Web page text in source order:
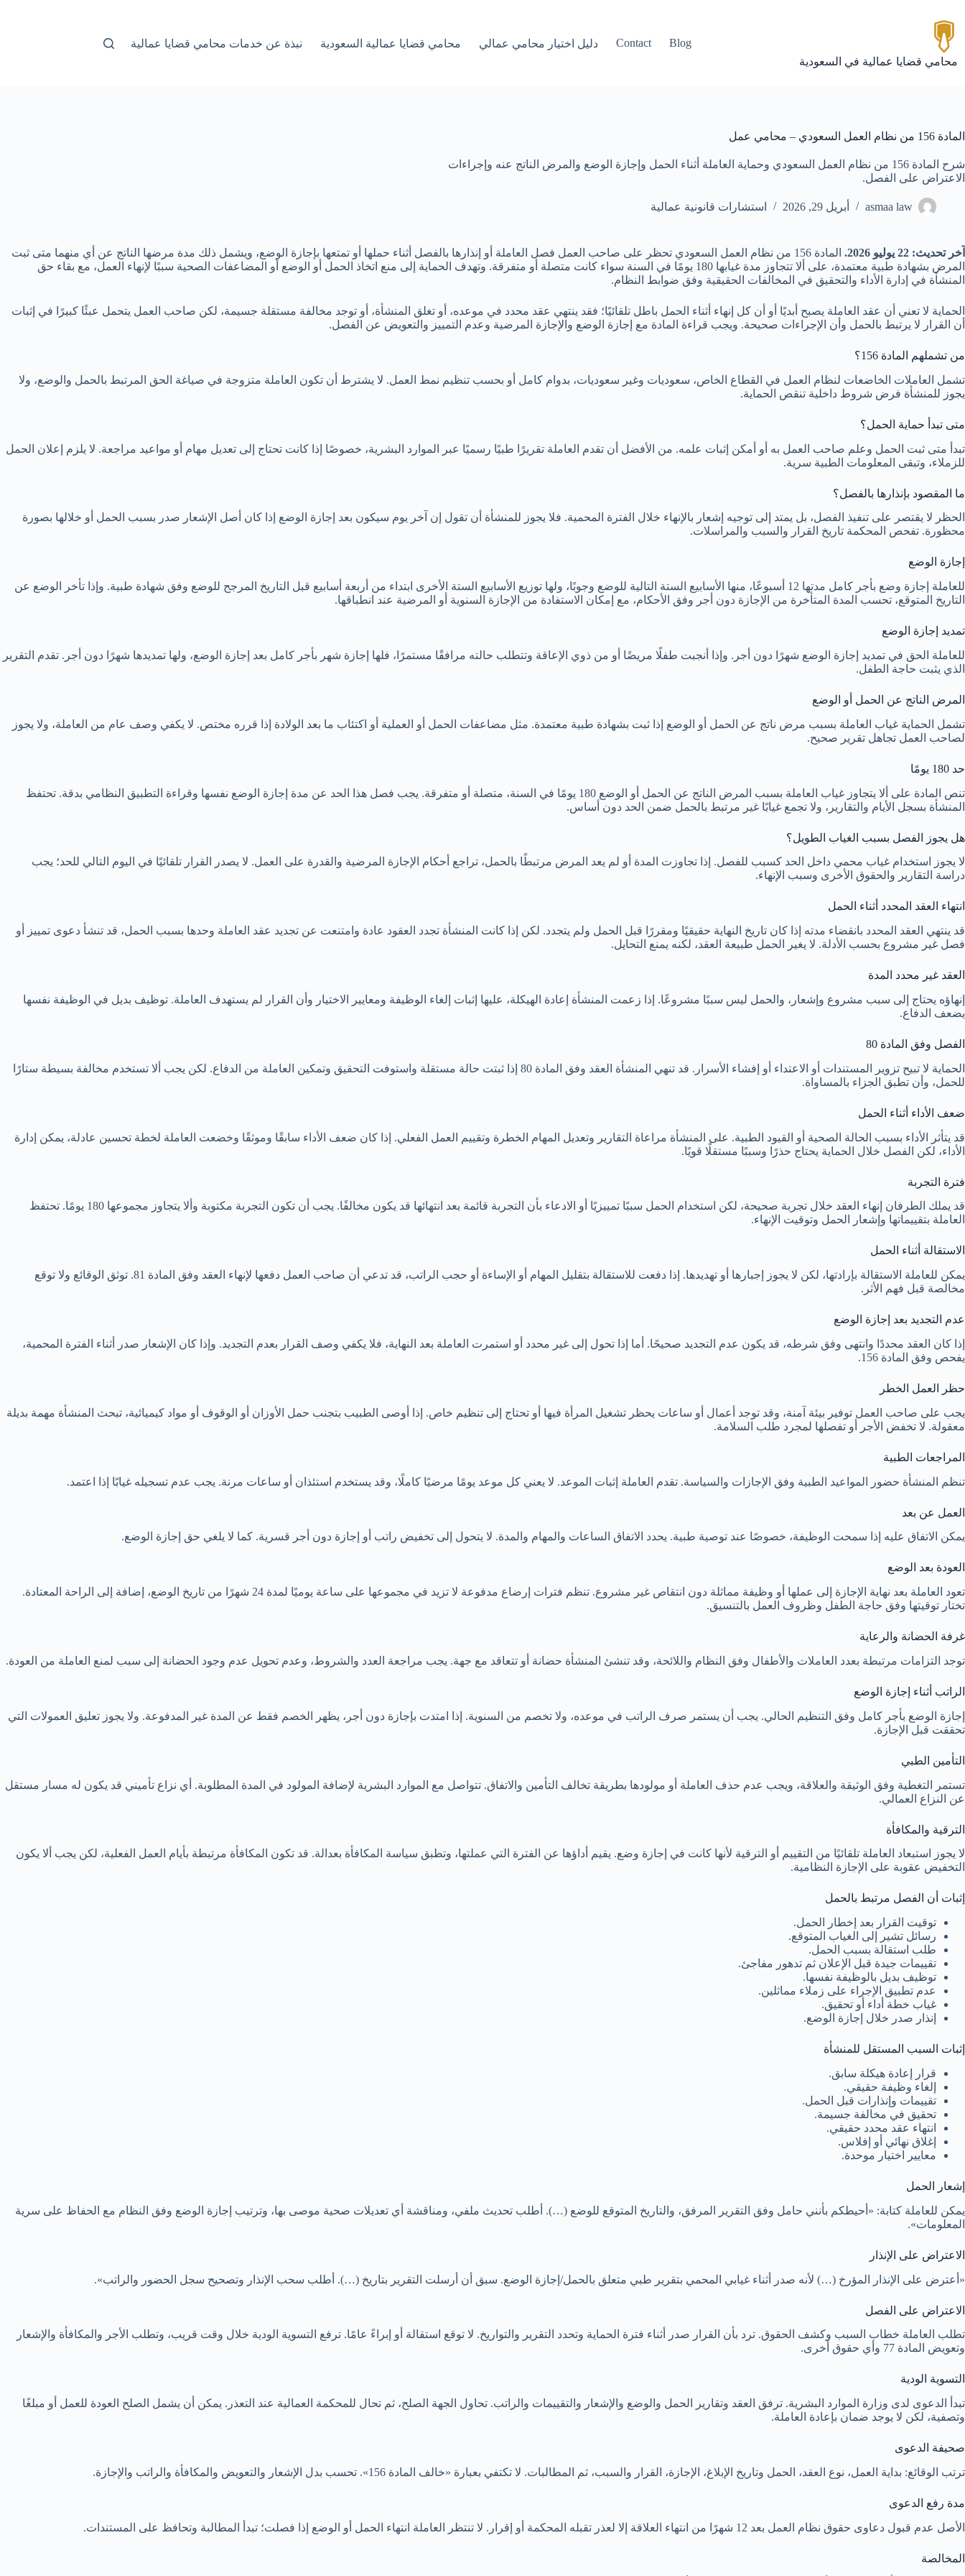
إلى
المحتوى
محامي قضايا عمالية في السعودية
Blog
Contact دليل اختيار محامي عمالي محامي قضايا عمالية السعودية نبذة عن خدمات محامي قضايا عمالية
المادة 156 من نظام العمل السعودي – محامي عمل
شرح المادة 156 من نظام العمل السعودي وحماية العاملة أثناء الحمل وإجازة الوضع والمرض الناتج عنه وإجراءات
الاعتراض على الفصل.
asmaa law أبريل 29, 2026 استشارات قانونية عمالية
آخر تحديث: 22 يوليو 2026.
المادة 156 من نظام العمل السعودي تحظر على صاحب العمل فصل العاملة أو إنذارها بالفصل أثناء حملها أو تمتعها بإجازة الوضع، ويشمل ذلك مدة مرضها الناتج عن أي منهما متى ثبت
المرض بشهادة طبية معتمدة، على ألا تتجاوز مدة غيابها 180 يومًا في السنة سواء كانت متصلة أو متفرقة. وتهدف الحماية إلى منع اتخاذ الحمل أو الوضع أو المضاعفات الصحية سببًا لإنهاء العمل، مع بقاء حق
المنشأة في إدارة الأداء والتحقيق في المخالفات الحقيقية وفق ضوابط النظام.
الحماية لا تعني أن عقد العاملة يصبح أبديًا أو أن كل إنهاء أثناء الحمل باطل تلقائيًا؛ فقد ينتهي عقد محدد في موعده، أو تغلق المنشأة، أو توجد مخالفة مستقلة جسيمة، لكن صاحب العمل يتحمل عبئًا كبيرًا في إثبات
أن القرار لا يرتبط بالحمل وأن الإجراءات صحيحة. ويجب قراءة المادة مع إجازة الوضع والإجازة المرضية وعدم التمييز والتعويض عن الفصل.
من تشملهم المادة 156؟
تشمل العاملات الخاضعات لنظام العمل في القطاع الخاص، سعوديات وغير سعوديات، بدوام كامل أو بحسب تنظيم نمط العمل. لا يشترط أن تكون العاملة متزوجة في صياغة الحق المرتبط بالحمل والوضع، ولا
يجوز للمنشأة فرض شروط داخلية تنقص الحماية.
متى تبدأ حماية الحمل؟
تبدأ متى ثبت الحمل وعلم صاحب العمل به أو أمكن إثبات علمه. من الأفضل أن تقدم العاملة تقريرًا طبيًا رسميًا عبر الموارد البشرية، خصوصًا إذا كانت تحتاج إلى تعديل مهام أو مواعيد مراجعة. لا يلزم إعلان الحمل
للزملاء، وتبقى المعلومات الطبية سرية.
ما المقصود بإنذارها بالفصل؟
الحظر لا يقتصر على تنفيذ الفصل، بل يمتد إلى توجيه إشعار بالإنهاء خلال الفترة المحمية. فلا يجوز للمنشأة أن تقول إن آخر يوم سيكون بعد إجازة الوضع إذا كان أصل الإشعار صدر بسبب الحمل أو خلالها بصورة
محظورة. تفحص المحكمة تاريخ القرار والسبب والمراسلات.
إجازة الوضع
للعاملة إجازة وضع بأجر كامل مدتها 12 أسبوعًا، منها الأسابيع الستة التالية للوضع وجوبًا، ولها توزيع الأسابيع الستة الأخرى ابتداء من أربعة أسابيع قبل التاريخ المرجح للوضع وفق شهادة طبية. وإذا تأخر الوضع عن
التاريخ المتوقع، تحسب المدة المتأخرة من الإجازة دون أجر وفق الأحكام، مع إمكان الاستفادة من الإجازة السنوية أو المرضية عند انطباقها.
تمديد إجازة الوضع
للعاملة الحق في تمديد إجازة الوضع شهرًا دون أجر. وإذا أنجبت طفلًا مريضًا أو من ذوي الإعاقة وتتطلب حالته مرافقًا مستمرًا، فلها إجازة شهر بأجر كامل بعد إجازة الوضع، ولها تمديدها شهرًا دون أجر. تقدم التقرير
الذي يثبت حاجة الطفل.
المرض الناتج عن الحمل أو الوضع
تشمل الحماية غياب العاملة بسبب مرض ناتج عن الحمل أو الوضع إذا ثبت بشهادة طبية معتمدة. مثل مضاعفات الحمل أو العملية أو اكتئاب ما بعد الولادة إذا قرره مختص. لا يكفي وصف عام من العاملة، ولا يجوز
لصاحب العمل تجاهل تقرير صحيح.
حد 180 يومًا
تنص المادة على ألا يتجاوز غياب العاملة بسبب المرض الناتج عن الحمل أو الوضع 180 يومًا في السنة، متصلة أو متفرقة. يجب فصل هذا الحد عن مدة إجازة الوضع نفسها وقراءة التطبيق النظامي بدقة. تحتفظ
المنشأة بسجل الأيام والتقارير، ولا تجمع غيابًا غير مرتبط بالحمل ضمن الحد دون أساس.
هل يجوز الفصل بسبب الغياب الطويل؟
لا يجوز استخدام غياب محمي داخل الحد كسبب للفصل. إذا تجاوزت المدة أو لم يعد المرض مرتبطًا بالحمل، تراجع أحكام الإجازة المرضية والقدرة على العمل. لا يصدر القرار تلقائيًا في اليوم التالي للحد؛ يجب
دراسة التقارير والحقوق الأخرى وسبب الإنهاء.
انتهاء العقد المحدد أثناء الحمل
قد ينتهي العقد المحدد بانقضاء مدته إذا كان تاريخ النهاية حقيقيًا ومقررًا قبل الحمل ولم يتجدد. لكن إذا كانت المنشأة تجدد العقود عادة وامتنعت عن تجديد عقد العاملة وحدها بسبب الحمل، قد تنشأ دعوى تمييز أو
فصل غير مشروع بحسب الأدلة. لا يغير الحمل طبيعة العقد، لكنه يمنع التحايل.
العقد غير محدد المدة
إنهاؤه يحتاج إلى سبب مشروع وإشعار، والحمل ليس سببًا مشروعًا. إذا زعمت المنشأة إعادة الهيكلة، عليها إثبات إلغاء الوظيفة ومعايير الاختيار وأن القرار لم يستهدف العاملة. توظيف بديل في الوظيفة نفسها
يضعف الدفاع.
الفصل وفق المادة 80
الحماية لا تبيح تزوير المستندات أو الاعتداء أو إفشاء الأسرار. قد تنهي المنشأة العقد وفق المادة 80 إذا ثبتت حالة مستقلة واستوفت التحقيق وتمكين العاملة من الدفاع. لكن يجب ألا تستخدم مخالفة بسيطة ستارًا
للحمل، وأن تطبق الجزاء بالمساواة.
ضعف الأداء أثناء الحمل
قد يتأثر الأداء بسبب الحالة الصحية أو القيود الطبية. على المنشأة مراعاة التقارير وتعديل المهام الخطرة وتقييم العمل الفعلي. إذا كان ضعف الأداء سابقًا وموثقًا وخضعت العاملة لخطة تحسين عادلة، يمكن إدارة
الأداء، لكن الفصل خلال الحماية يحتاج حذرًا وسببًا مستقلًا قويًا.
فترة التجربة
قد يملك الطرفان إنهاء العقد خلال تجربة صحيحة، لكن استخدام الحمل سببًا تمييزيًا أو الادعاء بأن التجربة قائمة بعد انتهائها قد يكون مخالفًا. يجب أن تكون التجربة مكتوبة وألا يتجاوز مجموعها 180 يومًا. تحتفظ
العاملة بتقييماتها وإشعار الحمل وتوقيت الإنهاء.
الاستقالة أثناء الحمل
يمكن للعاملة الاستقالة بإرادتها، لكن لا يجوز إجبارها أو تهديدها. إذا دفعت للاستقالة بتقليل المهام أو الإساءة أو حجب الراتب، قد تدعي أن صاحب العمل دفعها لإنهاء العقد وفق المادة 81. توثق الوقائع ولا توقع
مخالصة قبل فهم الأثر.
عدم التجديد بعد إجازة الوضع
إذا كان العقد محددًا وانتهى وفق شرطه، قد يكون عدم التجديد صحيحًا. أما إذا تحول إلى غير محدد أو استمرت العاملة بعد النهاية، فلا يكفي وصف القرار بعدم التجديد. وإذا كان الإشعار صدر أثناء الفترة المحمية،
يفحص وفق المادة 156.
حظر العمل الخطر
يجب على صاحب العمل توفير بيئة آمنة، وقد توجد أعمال أو ساعات يحظر تشغيل المرأة فيها أو تحتاج إلى تنظيم خاص. إذا أوصى الطبيب بتجنب حمل الأوزان أو الوقوف أو مواد كيميائية، تبحث المنشأة مهمة بديلة
معقولة. لا تخفض الأجر أو تفصلها لمجرد طلب السلامة.
المراجعات الطبية
تنظم المنشأة حضور المواعيد الطبية وفق الإجازات والسياسة. تقدم العاملة إثبات الموعد. لا يعني كل موعد يومًا مرضيًا كاملًا، وقد يستخدم استئذان أو ساعات مرنة. يجب عدم تسجيله غيابًا إذا اعتمد.
العمل عن بعد
يمكن الاتفاق عليه إذا سمحت الوظيفة، خصوصًا عند توصية طبية. يحدد الاتفاق الساعات والمهام والمدة. لا يتحول إلى تخفيض راتب أو إجازة دون أجر قسرية. كما لا يلغي حق إجازة الوضع.
العودة بعد الوضع
تعود العاملة بعد نهاية الإجازة إلى عملها أو وظيفة مماثلة دون انتقاص غير مشروع. تنظم فترات إرضاع مدفوعة لا تزيد في مجموعها على ساعة يوميًا لمدة 24 شهرًا من تاريخ الوضع، إضافة إلى الراحة المعتادة.
تختار توقيتها وفق حاجة الطفل وظروف العمل بالتنسيق.
غرفة الحضانة والرعاية
توجد التزامات مرتبطة بعدد العاملات والأطفال وفق النظام واللائحة، وقد تنشئ المنشأة حضانة أو تتعاقد مع جهة. يجب مراجعة العدد والشروط، وعدم تحويل عدم وجود الحضانة إلى سبب لمنع العاملة من العودة.
الراتب أثناء إجازة الوضع
إجازة الوضع بأجر كامل وفق التنظيم الحالي. يجب أن يستمر صرف الراتب في موعده، ولا تخصم من السنوية. إذا امتدت بإجازة دون أجر، يظهر الخصم فقط عن المدة غير المدفوعة. ولا يجوز تعليق العمولات التي
تحققت قبل الإجازة.
التأمين الطبي
تستمر التغطية وفق الوثيقة والعلاقة، ويجب عدم حذف العاملة أو مولودها بطريقة تخالف التأمين والاتفاق. تتواصل مع الموارد البشرية لإضافة المولود في المدة المطلوبة. أي نزاع تأميني قد يكون له مسار مستقل
عن النزاع العمالي.
الترقية والمكافأة
لا يجوز استبعاد العاملة تلقائيًا من التقييم أو الترقية لأنها كانت في إجازة وضع. يقيم أداؤها عن الفترة التي عملتها، وتطبق سياسة المكافأة بعدالة. قد تكون المكافأة مرتبطة بأيام العمل الفعلية، لكن يجب ألا يكون
التخفيض عقوبة على الإجازة النظامية.
إثبات أن الفصل مرتبط بالحمل
توقيت القرار بعد إخطار الحمل.
رسائل تشير إلى الغياب المتوقع.
طلب استقالة بسبب الحمل.
تقييمات جيدة قبل الإعلان ثم تدهور مفاجئ.
توظيف بديل بالوظيفة نفسها.
عدم تطبيق الإجراء على زملاء مماثلين.
غياب خطة أداء أو تحقيق.
إنذار صدر خلال إجازة الوضع.
إثبات السبب المستقل للمنشأة
قرار إعادة هيكلة سابق.
إلغاء وظيفة حقيقي.
تقييمات وإنذارات قبل الحمل.
تحقيق في مخالفة جسيمة.
انتهاء عقد محدد حقيقي.
إغلاق نهائي أو إفلاس.
معايير اختيار موحدة.
إشعار الحمل
يمكن للعاملة كتابة: «أحيطكم بأنني حامل وفق التقرير المرفق، والتاريخ المتوقع للوضع (…). أطلب تحديث ملفي، ومناقشة أي تعديلات صحية موصى بها، وترتيب إجازة الوضع وفق النظام مع الحفاظ على سرية
المعلومات».
الاعتراض على الإنذار
«أعترض على الإنذار المؤرخ (…) لأنه صدر أثناء غيابي المحمي بتقرير طبي متعلق بالحمل/إجازة الوضع. سبق أن أرسلت التقرير بتاريخ (…). أطلب سحب الإنذار وتصحيح سجل الحضور والراتب».
الاعتراض على الفصل
تطلب العاملة خطاب السبب وكشف الحقوق. ترد بأن القرار صدر أثناء فترة الحماية وتحدد التقرير والتواريخ. لا توقع استقالة أو إبراءً عامًا. ترفع التسوية الودية خلال وقت قريب، وتطلب الأجر والمكافأة والإشعار
وتعويض المادة 77 وأي حقوق أخرى.
التسوية الودية
تبدأ الدعوى لدى وزارة الموارد البشرية. ترفق العقد وتقارير الحمل والوضع والإشعار والتقييمات والراتب. تحاول الجهة الصلح، ثم تحال للمحكمة العمالية عند التعذر. يمكن أن يشمل الصلح العودة للعمل أو مبلغًا
وتصفية، لكن لا يوجد ضمان بإعادة العاملة.
صحيفة الدعوى
ترتب الوقائع: بداية العمل، نوع العقد، الحمل وتاريخ الإبلاغ، الإجازة، القرار والسبب، ثم المطالبات. لا تكتفي بعبارة «خالف المادة 156». تحسب بدل الإشعار والتعويض والمكافأة والراتب والإجازة.
مدة رفع الدعوى
الأصل عدم قبول دعاوى حقوق نظام العمل بعد 12 شهرًا من انتهاء العلاقة إلا لعذر تقبله المحكمة أو إقرار. لا تنتظر العاملة انتهاء الحمل أو الوضع إذا فصلت؛ تبدأ المطالبة وتحافظ على المستندات.
المخالصة